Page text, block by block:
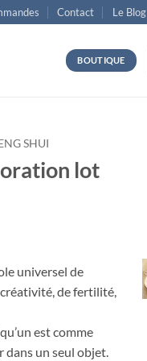
Contact Le Blog
BOUTIQUE
SHUI
lot
universel de
de fertilité,
est comme
un seul objet.